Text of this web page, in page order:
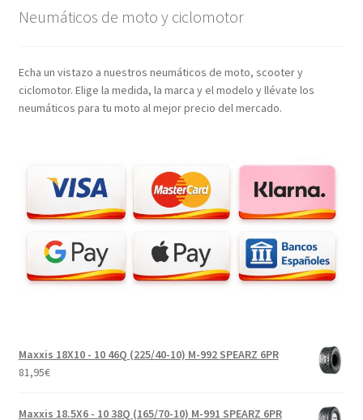
Neumáticos de moto y ciclomotor
Echa un vistazo a nuestros neumáticos de moto, scooter y
ciclomotor. Elige la medida, la marca y el modelo y llévate los
neumáticos para tu moto al mejor precio del mercado.
Maxxis 18X10 - 10 46Q (225/40-10) M-992 SPEARZ 6PR
81,95€
Maxxis 18.5X6 - 10 38Q (165/70-10) M-991 SPEARZ 6PR